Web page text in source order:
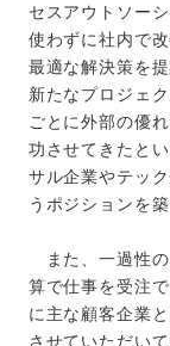
セスアウトソー
使わずに社内で
最適な解決策を
新たなプロジェ
ごとに外部の優
功させてきたと
サル企業やテッ
うポジションを
また、一過性の
算で仕事を受注
に主な顧客企業
させていただい